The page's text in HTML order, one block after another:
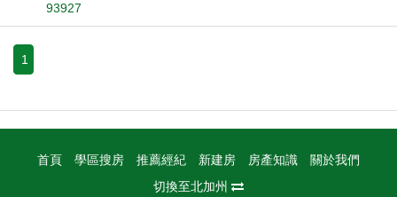
93927
1
首頁 學區搜房 推薦經紀 新建房 房產知識
關於我們
切換至北加州